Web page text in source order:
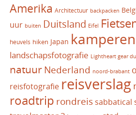
Amerika Architectuur backpacken
uur buiten Duitsland Eifel
heuvels hiken Japan kamperen
landschapsfotografie Lightheart gear
natuur Nederland noord-brabant
reisfotografie reisverslag
roadtrip rondreis sabbatical